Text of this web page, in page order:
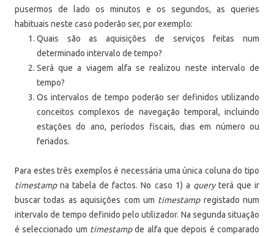
pusermos de lado os minutos e os segundos, as queries
habituais neste caso poderão ser, por exemplo:
Quais são as aquisições de serviços feitas num
determinado intervalo de tempo?
Será que a viagem alfa se realizou neste intervalo de
tempo?
Os intervalos de tempo poderão ser definidos utilizando
conceitos complexos de navegação temporal, incluindo
estações do ano, períodos fiscais, dias em número ou
feriados.
Para estes três exemplos é necessária uma única coluna do tipo
timestampna tabela de factos. No caso 1) a queryterá que ir
buscar todas as aquisições com um timestampregistado num
intervalo de tempo definido pelo utilizador. Na segunda situação
é seleccionado um timestampde alfa que depois é comparado